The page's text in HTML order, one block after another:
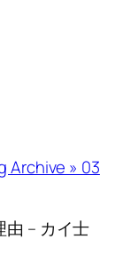
Archive » 03
由 – カイ士